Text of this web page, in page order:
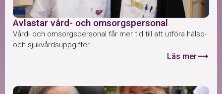
Avlastar vård- och omsorgspersonal
Vård- och omsorgspersonal får mer tid till att utföra hälso-
och sjukvårdsuppgifter.
Läs mertrending_flat